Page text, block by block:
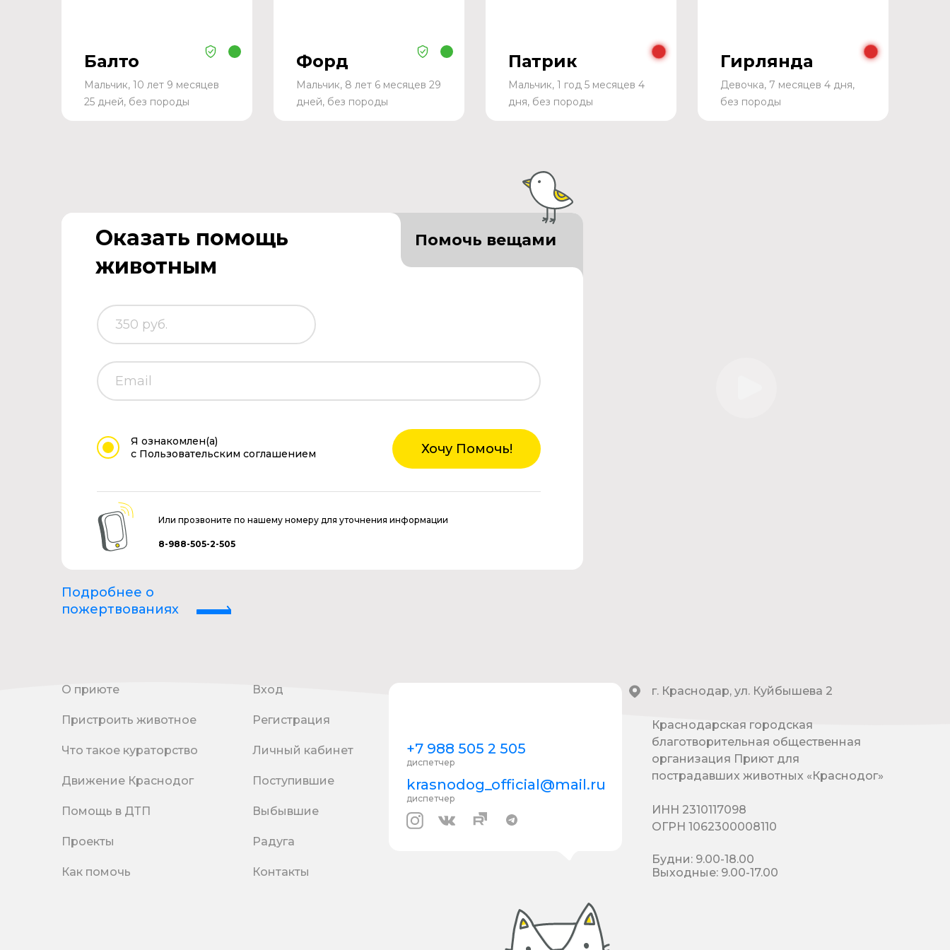
Балто
Мальчик, 10 лет 9 месяцев
25 дней, без породы
Форд
Мальчик, 8 лет 6 месяцев 29
дней, без породы
Патрик
Мальчик, 1 год 5 месяцев 4
дня, без породы
Гирлянда
Девочка, 7 месяцев 4 дня,
без породы
Оказать помощь
животным
Помочь вещами
Я ознакомлен(а)
с Пользовательским соглашением
Хочу Помочь!
Или прозвоните по нашему номеру для уточнения информации
8-988-505-2-505
Подробнее о
пожертвованиях
О приюте
Пристроить животное
Что такое кураторство
Движение Краснодог
Помощь в ДТП
Проекты
Как помочь
Вход
Регистрация
Личный кабинет
Поступившие
Выбывшие
Радуга
Контакты
+7 988 505 2 505
диспетчер
krasnodog_official@mail.ru
диспетчер
г. Краснодар, ул. Куйбышева 2
Краснодарская городская
благотворительная общественная
организация Приют для
пострадавших животных «Краснодог»
ИНН 2310117098
ОГРН 1062300008110
Будни: 9.00-18.00
Выходные: 9.00-17.00